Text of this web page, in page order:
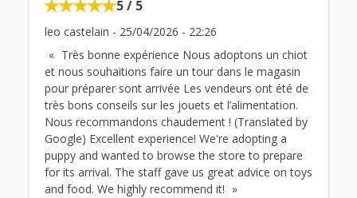
5 / 5
leo castelain - 25/04/2026 - 22:26
Très bonne expérience Nous adoptons un chiot
et nous souhaitions faire un tour dans le magasin
pour préparer sont arrivée Les vendeurs ont été de
très bons conseils sur les jouets et l’alimentation.
Nous recommandons chaudement ! (Translated by
Google) Excellent experience! We're adopting a
puppy and wanted to browse the store to prepare
for its arrival. The staff gave us great advice on toys
and food. We highly recommend it!